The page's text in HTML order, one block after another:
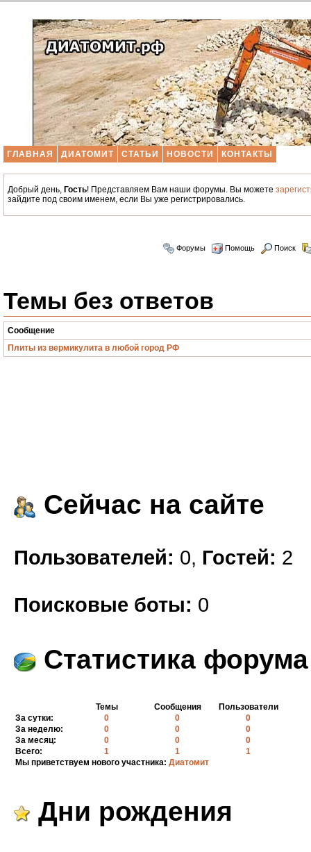
ГЛАВНАЯ ДИАТОМИТ СТАТЬИ НОВОСТИ КОНТАКТЫ
Добрый день, Гость! Представляем Вам наши форумы. Вы можете
зайдите под своим именем, если Вы уже регистрировались.
Форумы Помощь Поиск
Темы без ответов
Сообщение
Плиты из вермикулита в любой город РФ
Сейчас на сайте
Пользователей: 0, Гостей: 2
Поисковые боты: 0
Статистика форума
Темы Сообщения
Пользователи
За сутки:
0 0
0
За неделю:
0 0
0
За месяц:
0 0
0
Всего:
1 1
1
Мы приветствуем нового участника: Диатомит
Дни рождения